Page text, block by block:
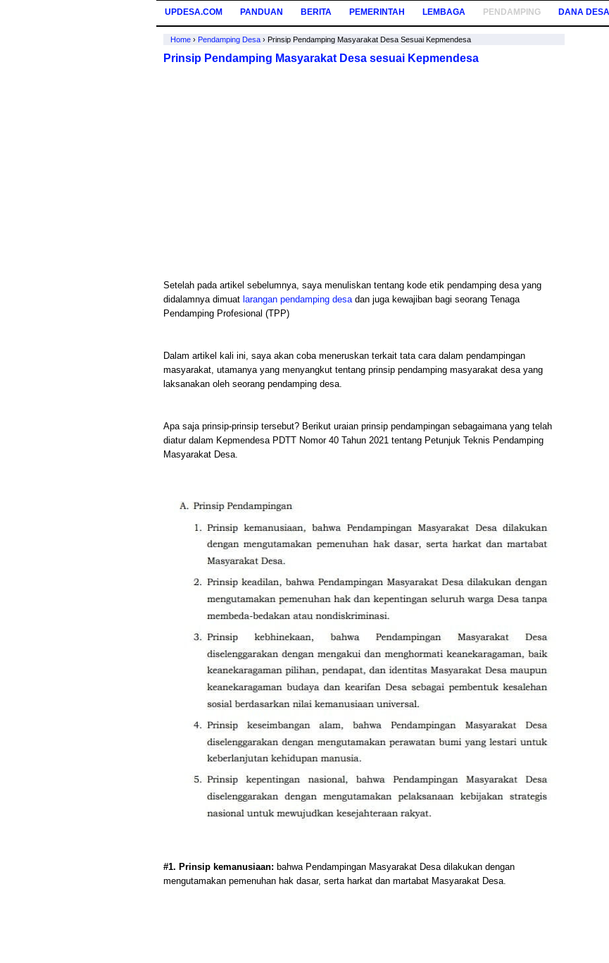
UPDESA.COM PANDUAN BERITA PEMERINTAH LEMBAGA PENDAMPING DANA DESA
Home › Pendamping Desa › Prinsip Pendamping Masyarakat Desa Sesuai Kepmendesa
Prinsip Pendamping Masyarakat Desa sesuai Kepmendesa
Setelah pada artikel sebelumnya, saya menuliskan tentang kode etik pendamping desa yang
didalamnya dimuat larangan pendamping desadan juga kewajiban bagi seorang Tenaga
Pendamping Profesional (TPP)
Dalam artikel kali ini, saya akan coba meneruskan terkait tata cara dalam pendampingan
masyarakat, utamanya yang menyangkut tentang prinsip pendamping masyarakat desa yang
laksanakan oleh seorang pendamping desa.
Apa saja prinsip-prinsip tersebut? Berikut uraian prinsip pendampingan sebagaimana yang telah
diatur dalam Kepmendesa PDTT Nomor 40 Tahun 2021 tentang Petunjuk Teknis Pendamping
Masyarakat Desa.
#1. Prinsip kemanusiaan: bahwa Pendampingan Masyarakat Desa dilakukan dengan
mengutamakan pemenuhan hak dasar, serta harkat dan martabat Masyarakat Desa.